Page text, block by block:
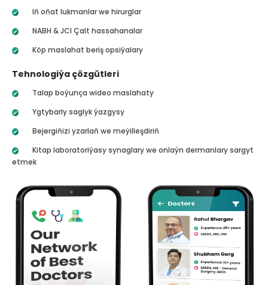
Iň oňat lukmanlar we hirurglar
NABH & JCI Çalt hassahanalar
Köp maslahat beriş opsiýalary
Tehnologiýa çözgütleri
Talap boýunça wideo maslahaty
Ygtybarly saglyk ýazgysy
Bejergiňizi yzarlaň we meýilleşdiriň
Kitap laboratoriýasy synaglary we onlaýn dermanlary sargyt
etmek